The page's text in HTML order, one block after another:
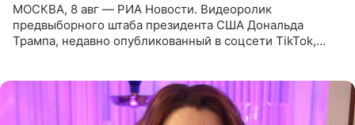
МОСКВА, 8 авг — РИА Новости. Видеоролик
предвыборного штаба президента США Дональда
Трампа, недавно опубликованный в соцсети TikTok,